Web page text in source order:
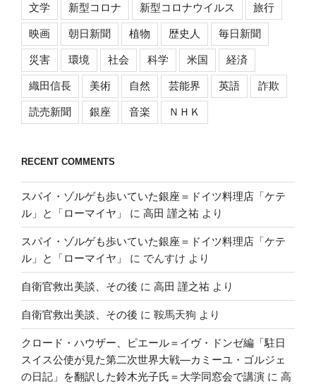
文学 新型コロナ 新型コロナウイルス 旅行
映画 朝日新聞 植物 歴史人 毎日新聞
災害 環境 社会 科学 米国 経済
織田信長 美術 自然 芸能界 英語 詐欺
読売新聞 銀座 音楽 ＮＨＫ
RECENT COMMENTS
スパイ・ゾルゲも歩いていた銀座＝ドイツ料理店「ケテ
ル」と「ローマイヤ」
に 高田 謹之祐 より
スパイ・ゾルゲも歩いていた銀座＝ドイツ料理店「ケテ
ル」と「ローマイヤ」
に でんすけ より
自衛官救出美談、その後 に 高田 謹之祐 より
自衛官救出美談、その後 に 鞍馬天狗 より
クロード・ハウザー、ピエール＝イヴ・ドンゼ編「駐日
スイス公使が見た第二次世界大戦―カミーユ・ゴルジェ
の日記」を翻訳した鈴木光子氏＝大学同窓会で講演 に 高